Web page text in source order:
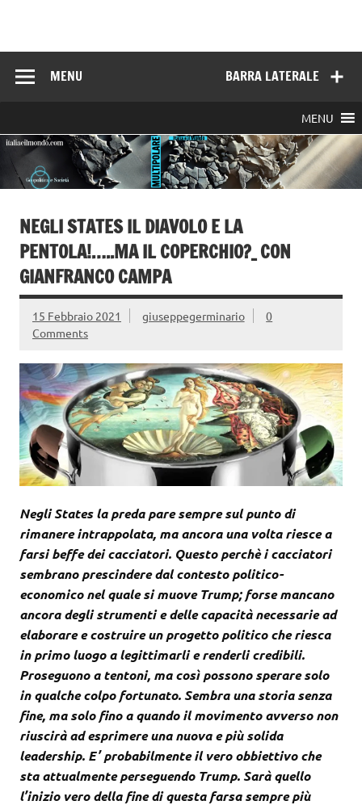
BARRA LATERALE
MENU
MENU
NEGLI STATES IL DIAVOLO E LA
PENTOLA!…..MA IL COPERCHIO?_ CON
GIANFRANCO CAMPA
15 Febbraio 2021 giuseppegerminario
0
Comments
Negli States la preda pare sempre sul punto di
rimanere intrappolata, ma ancora una volta riesce a
farsi beffe dei cacciatori. Questo perchè i cacciatori
sembrano prescindere dal contesto politico-
economico nel quale si muove Trump; forse mancano
ancora degli strumenti e delle capacità necessarie ad
elaborare e costruire un progetto politico che riesca
in primo luogo a legittimarli e renderli credibili.
Proseguono a tentoni, ma così possono sperare solo
in qualche colpo fortunato. Sembra una storia senza
fine, ma solo fino a quando il movimento avverso non
riuscirà ad esprimere una nuova e più solida
leadership. E’ probabilmente il vero obbiettivo che
sta attualmente perseguendo Trump. Sarà quello
l’inizio vero della fine di questa farsa sempre più